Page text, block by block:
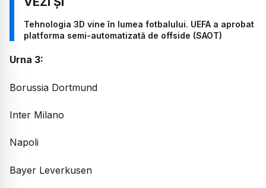
Tehnologia 3D vine în lumea fotbalului. UEFA a aprobat
platforma semi-automatizată de offside (SAOT)
Urna 3:
Borussia Dortmund
Inter Milano
Napoli
Bayer Leverkusen